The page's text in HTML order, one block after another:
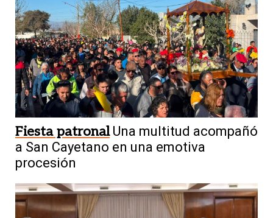
Fiesta patronal Una multitud acompañó
a San Cayetano en una emotiva
procesión